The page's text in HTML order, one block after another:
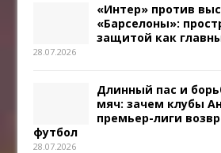
«Интер» против
«Барселоны»:
защитой как
28.07.2026
Длинный пас и
мяч: зачем клубы
премьер-лиги
футбол
28.07.2026